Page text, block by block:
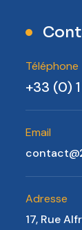
Téléphone
+33 (0)
Email
Adresse
17, Rue